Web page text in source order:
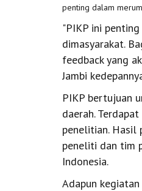
penting dalam
"PIKP ini
dimasyarakat.
feedback yang
Jambi
PIKP bertujuan
daerah.
penelitian. Hasil
peneliti dan tim
Indonesia.
Adapun